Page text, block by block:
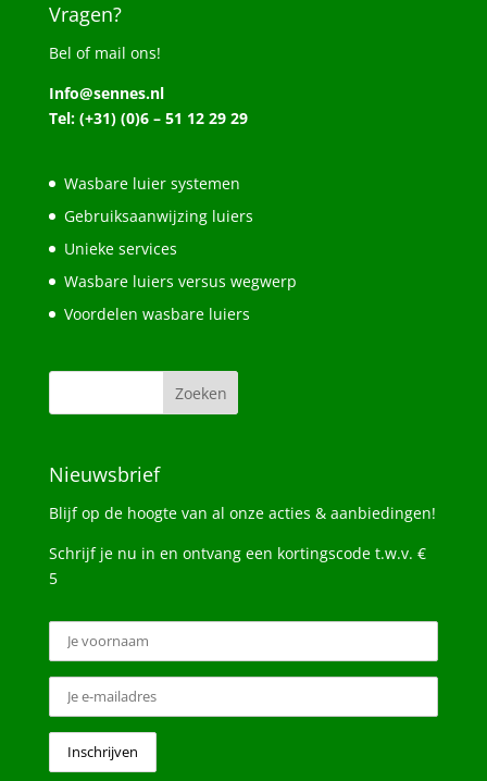
Vragen?
Bel of mail ons!
Info@sennes.nl
Tel: (+31) (0)6 – 51 12 29 29
Wasbare luier systemen
Gebruiksaanwijzing luiers
Unieke services
Wasbare luiers versus wegwerp
Voordelen wasbare luiers
Nieuwsbrief
Blijf op de hoogte van al onze acties & aanbiedingen!
Schrijf je nu in en ontvang een kortingscode t.w.v. €
5